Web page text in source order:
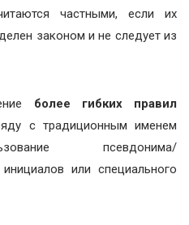
частными, если их
законом и не следует из
более гибких правил
с традиционным именем
псевдонима/
или специального